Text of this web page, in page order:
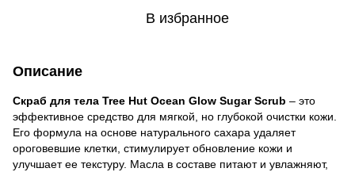
В избранное
Описание
Скраб для тела Tree Hut Ocean Glow Sugar Scrub – это
эффективное средство для мягкой, но глубокой очистки кожи.
Его формула на основе натурального сахара удаляет
ороговевшие клетки, стимулирует обновление кожи и
улучшает ее текстуру. Масла в составе питают и увлажняют,